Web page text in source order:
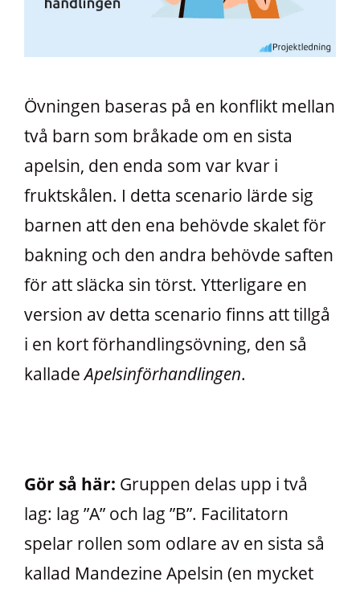
Övningen baseras på en konflikt mellan
två barn som bråkade om en sista
apelsin, den enda som var kvar i
fruktskålen. I detta scenario lärde sig
barnen att den ena behövde skalet för
bakning och den andra behövde saften
för att släcka sin törst. Ytterligare en
version av detta scenario finns att tillgå
i en kort förhandlingsövning, den så
kalladeApelsinförhandlingen.
Gör så här: Gruppen delas upp i två
lag: lag ”A” och lag ”B”. Facilitatorn
spelar rollen som odlare av en sista så
kallad Mandezine Apelsin (en mycket